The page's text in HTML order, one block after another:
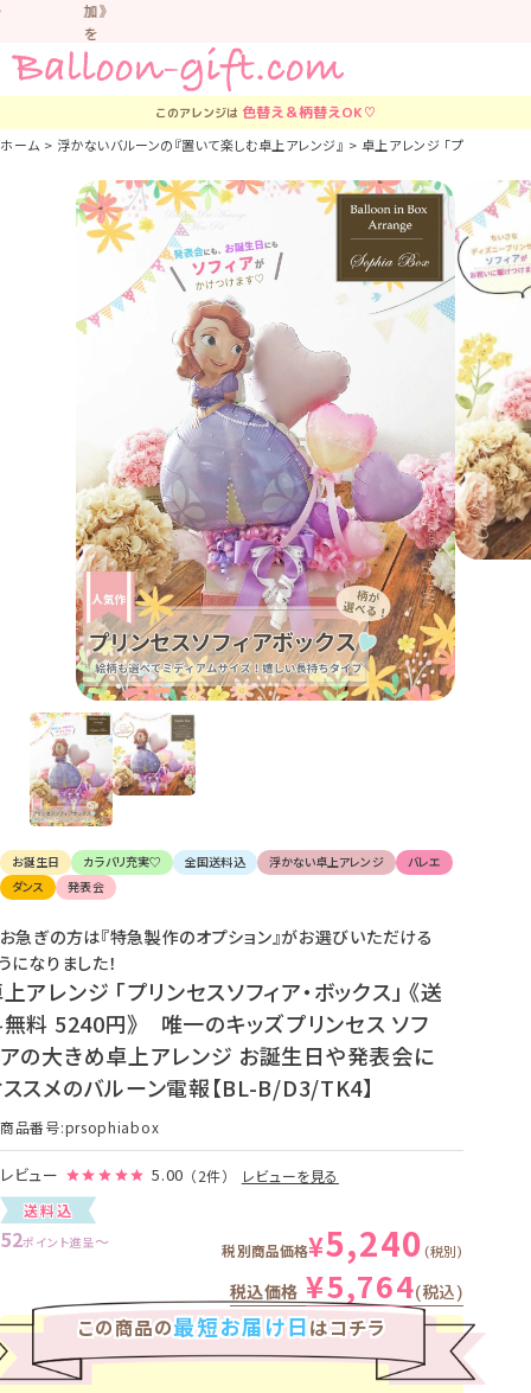
加》
を
お
す
す
し
い
ま
す。
ど
気
を
つ
け
て
楽
し
ん
で
く
だ
さ
い。
このアレンジは 色替え＆柄替えOK♡
ホーム 浮かないバルーンの『置いて楽しむ卓上アレンジ』 卓上アレンジ 「プリンセス
お誕生日 カラバリ充実♡ 全国送料込 浮かない卓上アレンジ
バレエ
ダンス
発表会
急ぎの方は『特急製作のオプション』がお選びいただける
になりました！
アレンジ 「プリンセスソフィア・ボックス」 《送
料 5240円》 唯一のキッズプリンセス ソフ
の大きめ卓上アレンジ お誕生日や発表会に
スメのバルーン電報【BL-B/D3/TK4】
商品番号 prsophiabox
レビュー 5.00 （2件）
レビューを見る
送料込
52ポイント進呈〜 税別商品価格¥5,240 税別
税込価格 ¥5,764 税込
この商品の最短お届け日はコチラ